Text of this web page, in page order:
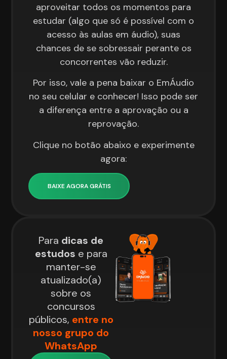
aproveitar todos os momentos para
estudar (algo que só é possível com o
acesso às aulas em áudio), suas
chances de se sobressair perante os
concorrentes vão reduzir.
Por isso, vale a pena baixar o EmÁudio
no seu celular e conhecer! Isso pode ser
a diferença entre a aprovação ou a
reprovação.
Clique no botão abaixo e experimente
agora:
BAIXE AGORA GRÁTIS
Para dicas de
estudos e para
manter-se
atualizado(a)
sobre os
concursos
públicos, entre no
nosso grupo do
WhatsApp